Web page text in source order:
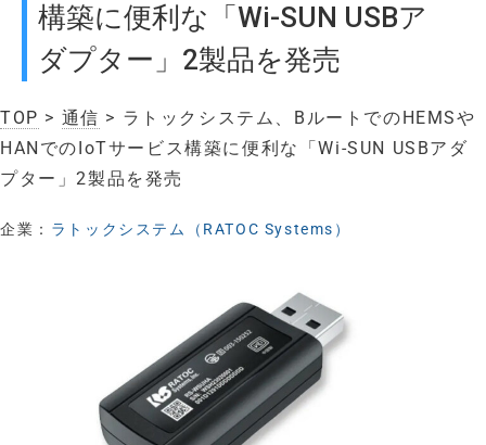
構築に便利な「Wi-SUN USBア
ダプター」2製品を発売
TOP > 通信 > ラトックシステム、BルートでのHEMSや
HANでのIoTサービス構築に便利な「Wi-SUN USBアダ
プター」2製品を発売
企業： ラトックシステム（RATOC Systems）